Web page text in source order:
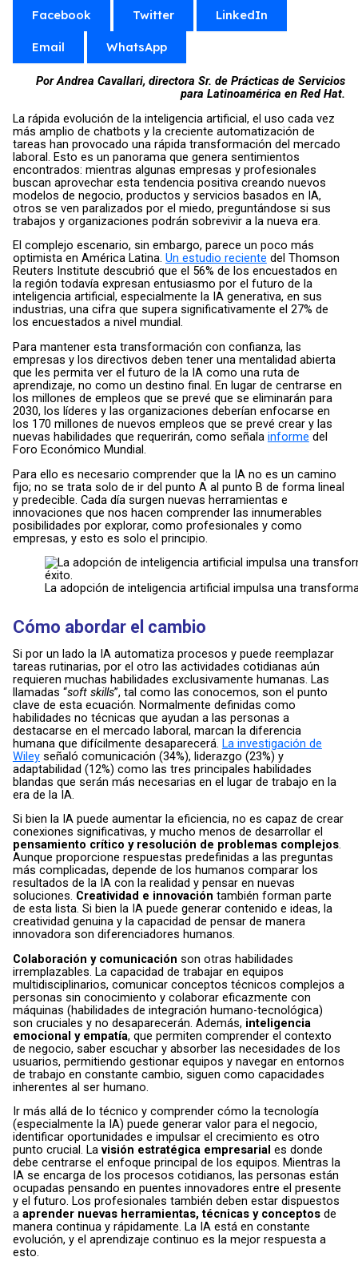
Facebook Twitter LinkedIn
Email WhatsApp
Por Andrea Cavallari, directora Sr. de Prácticas de Servicios
para Latinoamérica en Red Hat.
La rápida evolución de la inteligencia artificial, el uso cada vez
más amplio de chatbots y la creciente automatización de
tareas han provocado una rápida transformación del mercado
laboral. Esto es un panorama que genera sentimientos
encontrados: mientras algunas empresas y profesionales
buscan aprovechar esta tendencia positiva creando nuevos
modelos de negocio, productos y servicios basados ​​en IA,
otros se ven paralizados por el miedo, preguntándose si sus
trabajos y organizaciones podrán sobrevivir a la nueva era.
El complejo escenario, sin embargo, parece un poco más
optimista en América Latina. Un estudio reciente del Thomson
Reuters Institute descubrió que el 56% de los encuestados en
la región todavía expresan entusiasmo por el futuro de la
inteligencia artificial, especialmente la IA generativa, en sus
industrias, una cifra que supera significativamente el 27% de
los encuestados a nivel mundial.
Para mantener esta transformación con confianza, las
empresas y los directivos deben tener una mentalidad abierta
que les permita ver el futuro de la IA como una ruta de
aprendizaje, no como un destino final. En lugar de centrarse en
los millones de empleos que se prevé que se eliminarán para
2030, los líderes y las organizaciones deberían enfocarse en
los 170 millones de nuevos empleos que se prevé crear y las
nuevas habilidades que requerirán, como señala informe del
Foro Económico Mundial.
Para ello es necesario comprender que la IA no es un camino
fijo; no se trata solo de ir del punto A al punto B de forma lineal
y predecible. Cada día surgen nuevas herramientas e
innovaciones que nos hacen comprender las innumerables
posibilidades por explorar, como profesionales y como
empresas, y esto es solo el principio.
La adopción de inteligencia artificial impulsa una
Cómo abordar el cambio
Si por un lado la IA automatiza procesos y puede reemplazar
tareas rutinarias, por el otro las actividades cotidianas aún
requieren muchas habilidades exclusivamente humanas. Las
llamadas “soft skills”, tal como las conocemos, son el punto
clave de esta ecuación. Normalmente definidas como
habilidades no técnicas que ayudan a las personas a
destacarse en el mercado laboral, marcan la diferencia
humana que difícilmente desaparecerá. La investigación de
Wileyseñaló comunicación (34%), liderazgo (23%) y
adaptabilidad (12%) como las tres principales habilidades
blandas que serán más necesarias en el lugar de trabajo en la
era de la IA.
Si bien la IA puede aumentar la eficiencia, no es capaz de crear
conexiones significativas, y mucho menos de desarrollar el
pensamiento crítico y resolución de problemas complejos.
Aunque proporcione respuestas predefinidas a las preguntas
más complicadas, depende de los humanos comparar los
resultados de la IA con la realidad y pensar en nuevas
soluciones. Creatividad e innovación también forman parte
de esta lista. Si bien la IA puede generar contenido e ideas, la
creatividad genuina y la capacidad de pensar de manera
innovadora son diferenciadores humanos.
Colaboración y comunicación son otras habilidades
irremplazables. La capacidad de trabajar en equipos
multidisciplinarios, comunicar conceptos técnicos complejos a
personas sin conocimiento y colaborar eficazmente con
máquinas (habilidades de integración humano-tecnológica)
son cruciales y no desaparecerán. Además, inteligencia
emocional y empatía, que permiten comprender el contexto
de negocio, saber escuchar y absorber las necesidades de los
usuarios, permitiendo gestionar equipos y navegar en entornos
de trabajo en constante cambio, siguen como capacidades
inherentes al ser humano.
Ir más allá de lo técnico y comprender cómo la tecnología
(especialmente la IA) puede generar valor para el negocio,
identificar oportunidades e impulsar el crecimiento es otro
punto crucial. La visión estratégica empresarial es donde
debe centrarse el enfoque principal de los equipos. Mientras la
IA se encarga de los procesos cotidianos, las personas están
ocupadas pensando en puentes innovadores entre el presente
y el futuro. Los profesionales también deben estar dispuestos
a aprender nuevas herramientas, técnicas y conceptos de
manera continua y rápidamente. La IA está en constante
evolución, y el aprendizaje continuo es la mejor respuesta a
esto.